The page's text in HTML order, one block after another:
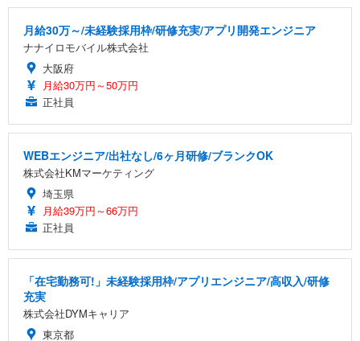
月給30万～/未経験採用枠/研修充実/アプリ開発エンジニア
ナナイロモバイル株式会社
大阪府
月給30万円～50万円
正社員
WEBエンジニア/出社なし/6ヶ月研修/ブランクOK
株式会社KMマーケティング
埼玉県
月給39万円～66万円
正社員
「在宅勤務可!」未経験採用枠/アプリエンジニア/高収入/研修
充実
株式会社DYMキャリア
東京都